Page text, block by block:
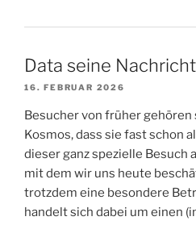
Data seine
16. FEBRUAR 2026
Besucher von früher gehören
Kosmos, dass sie fast schon
dieser ganz spezielle Besuch
mit dem wir uns heute
trotzdem eine besondere
handelt sich dabei um einen